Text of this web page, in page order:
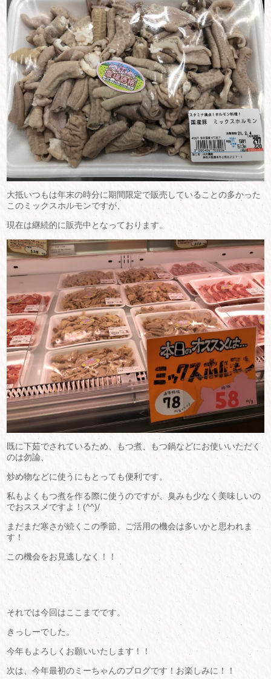
大抵いつもは年末の時分に期間限定で販売していることの多かった
このミックスホルモンですが、
現在は継続的に販売中となっております。
既に下茹でされているため、もつ煮、もつ鍋などにお使いいただく
のは勿論、
炒め物などに使うにもとっても便利です。
私もよくもつ煮を作る際に使うのですが、臭みも少なく美味しいの
でおススメですよ！(^^)/
まだまだ寒さが続くこの季節、ご活用の機会は多いかと思われま
す！
この機会をお見逃しなく！！
それでは今回はここまでです。
きっしーでした。
今年もよろしくお願いいたします！！
次は、今年最初のミーちゃんのブログです！お楽しみに！！